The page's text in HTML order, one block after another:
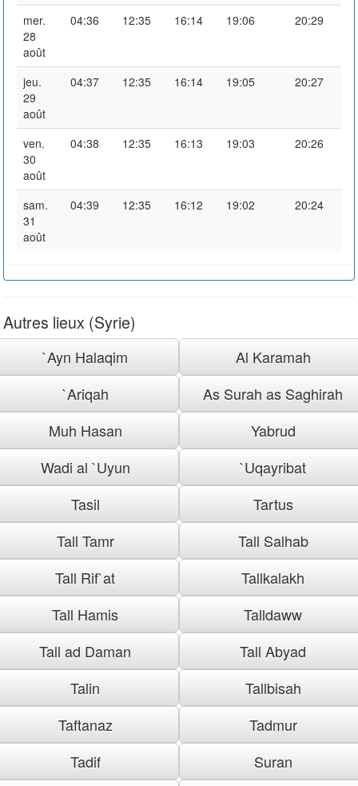
mer.
28
août
04:36 12:35 16:14 19:06 20:29
jeu.
29
août
04:37 12:35 16:14 19:05 20:27
ven.
30
août
04:38 12:35 16:13 19:03 20:26
sam.
31
août
04:39 12:35 16:12 19:02 20:24
Autres lieux (Syrie)
`Ayn Halaqim
Al Karamah
`Ariqah
As Surah as Saghirah
Muh Hasan
Yabrud
Wadi al `Uyun
`Uqayribat
Tasil
Tartus
Tall Tamr
Tall Salhab
Tall Rif`at
Tallkalakh
Tall Hamis
Talldaww
Tall ad Daman
Tall Abyad
Talin
Tallbisah
Taftanaz
Tadmur
Tadif
Suran